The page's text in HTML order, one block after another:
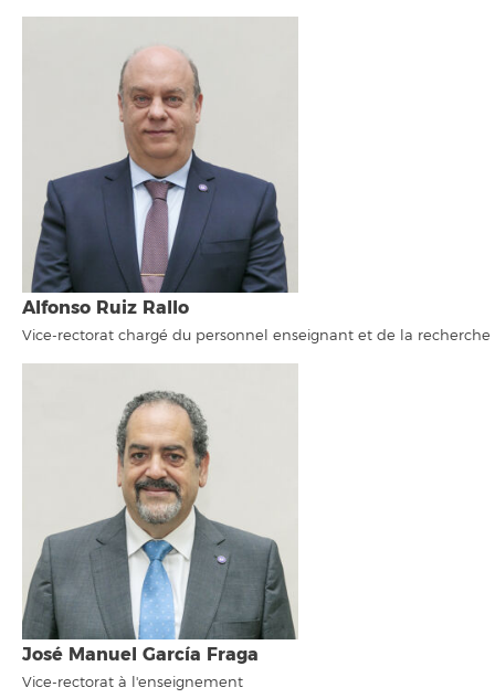
Alfonso Ruiz Rallo
Vice-rectorat chargé du personnel enseignant et de la recherche
José Manuel García Fraga
Vice-rectorat à l'enseignement